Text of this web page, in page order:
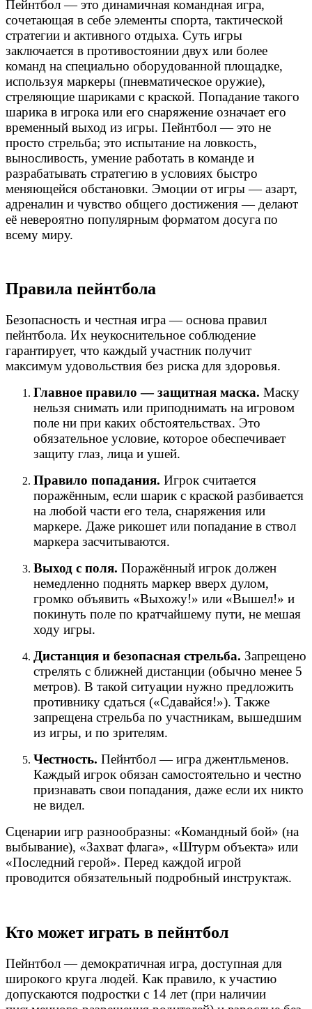
Пейнтбол — это динамичная командная игра,
сочетающая в себе элементы спорта, тактической
стратегии и активного отдыха. Суть игры
заключается в противостоянии двух или более
команд на специально оборудованной площадке,
используя маркеры (пневматическое оружие),
стреляющие шариками с краской. Попадание такого
шарика в игрока или его снаряжение означает его
временный выход из игры. Пейнтбол — это не
просто стрельба; это испытание на ловкость,
выносливость, умение работать в команде и
разрабатывать стратегию в условиях быстро
меняющейся обстановки. Эмоции от игры — азарт,
адреналин и чувство общего достижения — делают
её невероятно популярным форматом досуга по
всему миру.
Правила пейнтбола
Безопасность и честная игра — основа правил
пейнтбола. Их неукоснительное соблюдение
гарантирует, что каждый участник получит
максимум удовольствия без риска для здоровья.
Главное правило — защитная маска. Маску
нельзя снимать или приподнимать на игровом
поле ни при каких обстоятельствах. Это
обязательное условие, которое обеспечивает
защиту глаз, лица и ушей.
Правило попадания. Игрок считается
поражённым, если шарик с краской разбивается
на любой части его тела, снаряжения или
маркере. Даже рикошет или попадание в ствол
маркера засчитываются.
Выход с поля. Поражённый игрок должен
немедленно поднять маркер вверх дулом,
громко объявить «Выхожу!» или «Вышел!» и
покинуть поле по кратчайшему пути, не мешая
ходу игры.
Дистанция и безопасная стрельба. Запрещено
стрелять с ближней дистанции (обычно менее 5
метров). В такой ситуации нужно предложить
противнику сдаться («Сдавайся!»). Также
запрещена стрельба по участникам, вышедшим
из игры, и по зрителям.
Честность. Пейнтбол — игра джентльменов.
Каждый игрок обязан самостоятельно и честно
признавать свои попадания, даже если их никто
не видел.
Сценарии игр разнообразны: «Командный бой» (на
выбывание), «Захват флага», «Штурм объекта» или
«Последний герой». Перед каждой игрой
проводится обязательный подробный инструктаж.
Кто может играть в пейнтбол
Пейнтбол — демократичная игра, доступная для
широкого круга людей. Как правило, к участию
допускаются подростки с 14 лет (при наличии